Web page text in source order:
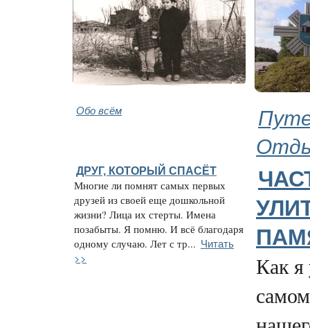
Обо всём
ДРУГ, КОТОРЫЙ СПАСЁТ
Многие ли помнят самых первых
друзей из своей еще дошкольной
жизни? Лица их стерты. Имена
позабыты. Я помню. И всё благодаря
одному случаю. Лет с тр... Читать
>>
Как я